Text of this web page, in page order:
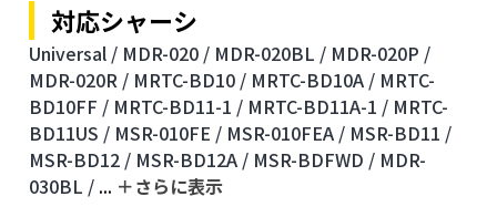
対応シャーシ
Universal / MDR-020 / MDR-020BL / MDR-020P /
MDR-020R / MRTC-BD10 / MRTC-BD10A / MRTC-
BD10FF / MRTC-BD11-1 / MRTC-BD11A-1 / MRTC-
BD11US / MSR-010FE / MSR-010FEA / MSR-BD11 /
MSR-BD12 / MSR-BD12A / MSR-BDFWD / MDR-
030BL / ... ＋さらに表⽰